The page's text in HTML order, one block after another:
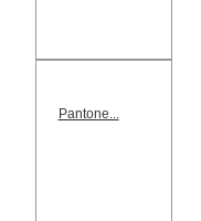
Pantone...